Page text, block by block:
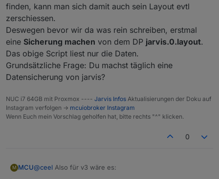
finden, kann man sich damit auch sein Layout evtl
zerschiessen.
Deswegen bevor wir da was rein schreiben, erstmal
eine Sicherung machen von dem DP jarvis.0.layout.
Das obige Script liest nur die Daten.
Grundsätzliche Frage: Du machst täglich eine
Datensicherung von jarvis?
NUC i7 64GB mit Proxmox ---- Jarvis Infos Aktualisierungen der Doku auf
Instagram verfolgen -> mcuiobroker Instagram
Wenn Euch mein Vorschlag geholfen hat, bitte rechts "^" klicken.
0
M MCU@ceel Also für v3 wäre es: